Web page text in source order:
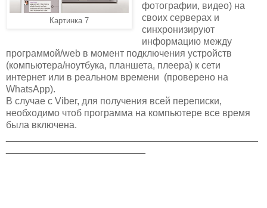
Картинка 7
фотографии, видео) на
своих серверах и
синхронизируют
информацию между
программой/web в момент подключения устройств
(компьютера/ноутбука, планшета, плеера) к сети
интернет или в реальном времени (проверено на
WhatsApp).
В случае с Viber, для получения всей переписки,
необходимо чтоб программа на компьютере все время
была включена.